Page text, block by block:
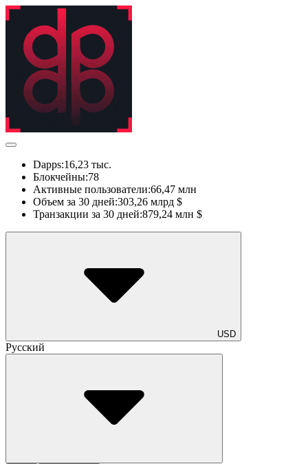
Dapps:16,23 тыс.
Блокчейны:78
Активные пользователи:66,47 млн
Объем за 30 дней:303,26 млрд $
Транзакции за 30 дней:879,24 млн $
USD
Русский